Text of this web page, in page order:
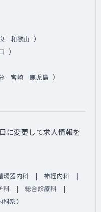
和歌山 ）
）
宮崎 鹿児島 ）
に変更して求人情報を
環器内科
神経内科
科
総合診療科
系）